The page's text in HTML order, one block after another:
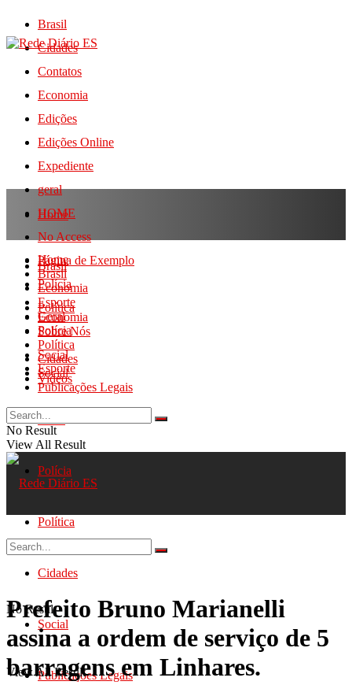
Brasil
Cidades
Contatos
Economia
Edições
Edições Online
Expediente
geral
HOME
No Access
Página de Exemplo
Polícia
Política
Sobre Nós
Social
Videos
Home
Brasil
Economia
Esporte
Geral
Polícia
Política
Cidades
Social
Publicações Legais
Home
Brasil
Economia
Esporte
Geral
Polícia
Política
Cidades
Social
Publicações Legais
No Result
View All Result
No Result
View All Result
Prefeito Bruno Marianelli
assina a ordem de serviço de 5
barragens em Linhares.